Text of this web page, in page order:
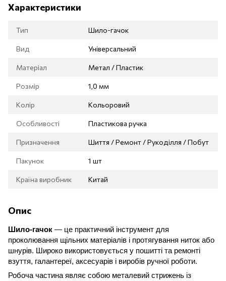
Характеристики
Тип Шило-гачок
Вид Універсальний
Матеріал Метал / Пластик
Розмір 1,0 мм
Колір Кольоровий
Особливості Пластикова ручка
Призначення Шиття / Ремонт / Рукоділля / Побут
Пакунок 1 шт
Країна виробник Китай
Опис
Шило-гачок — це практичний інструмент для
проколювання щільних матеріалів і протягування ниток або
шнурів. Широко використовується у пошитті та ремонті
взуття, галантереї, аксесуарів і виробів ручної роботи.
Робоча частина являє собою металевий стрижень із